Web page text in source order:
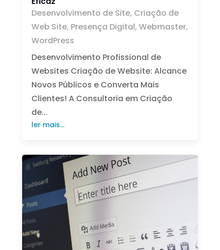
Desenvolvimento de Site, Criação de
Web Site, Presença Digital, Webmaster,
WordPress
Desenvolvimento Profissional de
Websites Criação de Website: Alcance
Novos Públicos e Converta Mais
Clientes! A Consultoria em Criação
de...
ler mais...